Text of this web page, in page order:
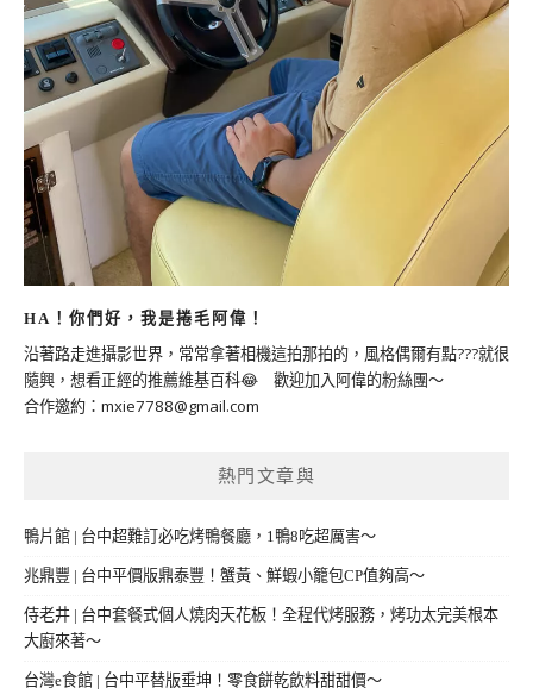
HA！你們好，我是捲毛阿偉！
沿著路走進攝影世界，常常拿著相機這拍那拍的，風格偶爾有點???就很
隨興，想看正經的推薦維基百科😂 歡迎加入阿偉的粉絲團～
合作邀約： mxie7788@gmail.com
熱門文章與
鴨片館 | 台中超難訂必吃烤鴨餐廳，1鴨8吃超厲害～
兆鼎豐 | 台中平價版鼎泰豐！蟹黃、鮮蝦小籠包CP值夠高～
侍老井 | 台中套餐式個人燒肉天花板！全程代烤服務，烤功太完美根本
大廚來著～
台灣e食館 | 台中平替版垂坤！零食餅乾飲料甜甜價～